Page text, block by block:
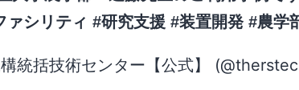
ァシリティ #研究支援 #装置開発 #農学
統括技術センター【公式】